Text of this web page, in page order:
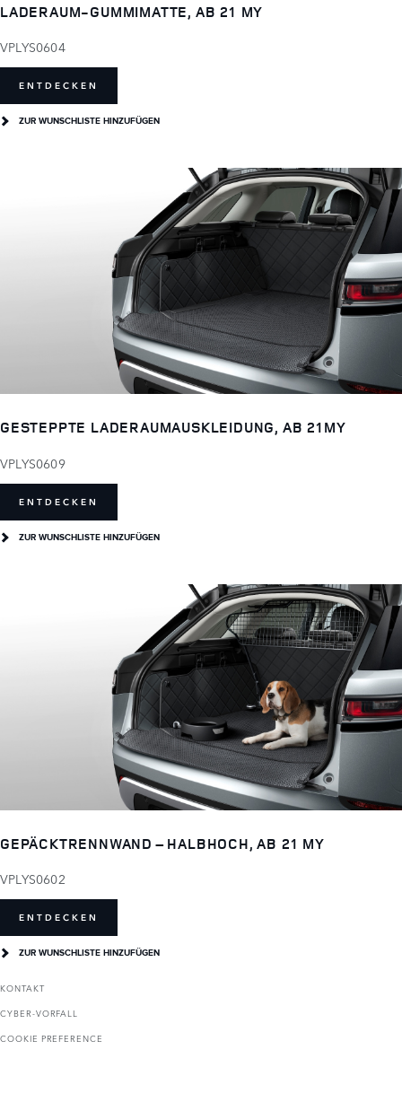
LADERAUM-GUMMIMATTE, AB 21 MY
VPLYS0604
ENTDECKEN
ZUR WUNSCHLISTE HINZUFÜGEN
GESTEPPTE LADERAUMAUSKLEIDUNG, AB 21MY
VPLYS0609
ENTDECKEN
ZUR WUNSCHLISTE HINZUFÜGEN
GEPÄCKTRENNWAND – HALBHOCH, AB 21 MY
VPLYS0602
ENTDECKEN
ZUR WUNSCHLISTE HINZUFÜGEN
KONTAKT
CYBER-VORFALL
COOKIE PREFERENCE